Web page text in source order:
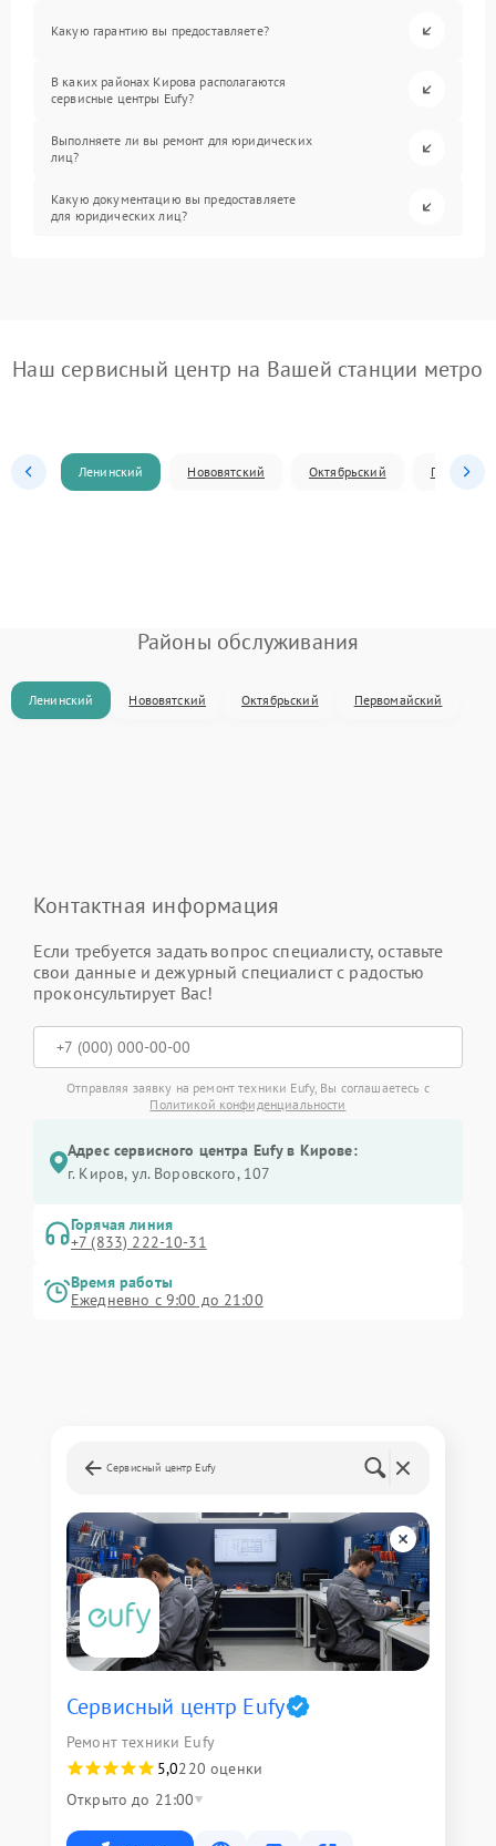
Какую гарантию вы предоставляете?
В каких районах Кирова располагаются
сервисные центры Eufy?
Выполняете ли вы ремонт для юридических
лиц?
Какую документацию вы предоставляете
для юридических лиц?
Наш сервисный центр на Вашей станции метро
Ленинский Нововятский Октябрьский
Районы обслуживания
Ленинский Нововятский Октябрьский Первомайский
Контактная информация
Если требуется задать вопрос специалисту, оставьте
свои данные и дежурный специалист с радостью
проконсультирует Вас!
Отправляя заявку на ремонт техники Eufy, Вы соглашаетесь с
Политикой конфиденциальности
Адрес сервисного центра Eufy в Кирове:
г. Киров, ул. Воровского, 107
Горячая линия
+7 (833) 222-10-31
Время работы
Ежедневно с 9:00 до 21:00
Сервисный центр Eufy
Сервисный центр Eufy
Ремонт техники Eufy
5,0220 оценки
Открыто до 21:00